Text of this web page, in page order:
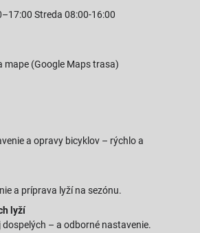
Streda 08:00-16:00
mape (Google Maps trasa)
a opravy bicyklov – rýchlo a
a príprava lyží na sezónu.
lyží
dospelých – a odborné nastavenie.